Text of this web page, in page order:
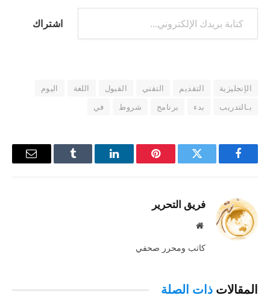
كتابة بريدك الإلكتروني...
اشتراك
الإنجليزية التقديم التقني القبول اللغة
اليوم
بـالتدريب
بدء برنامج شروط في
فيسبوك تويتر بينتيريستلينكدإن Tumblr
البريد
فريق التحرير
موقع
كاتب ومحرر صحفي
المقالات ذات الصلة